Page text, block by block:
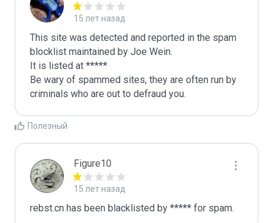
15 лет назад
This site was detected and reported in the spam
blocklist maintained by Joe Wein.
It is listed at *****
Be wary of spammed sites, they are often run by
criminals who are out to defraud you.
Полезный
Figure10
15 лет назад
rebst.cn has been blacklisted by ***** for spam.